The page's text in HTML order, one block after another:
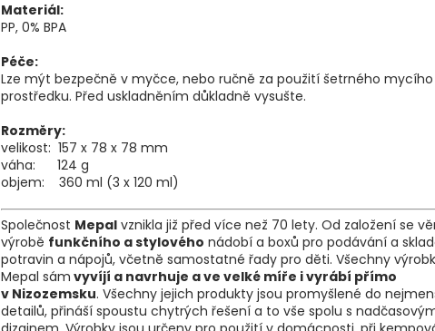
Materiál:
PP, 0% BPA
Péče:
Lze mýt bezpečně v myčce, nebo ručně za použití šetrného mycího
prostředku. Před uskladněním důkladně vysušte.
Rozměry:
velikost: 157 x 78 x 78 mm
váha: 124 g
objem: 360 ml (3 x 120 ml)
Společnost Mepal vznikla již před více než 70 lety. Od založení se
výrobě funkčního a stylového nádobí a boxů pro podávání a
potravin a nápojů, včetně samostatné řady pro děti. Všechny
Mepal sám vyvíjí a navrhuje a ve velké míře i vyrábí přímo
v Nizozemsku. Všechny jejich produkty jsou promyšlené do
detailů, přináší spoustu chytrých řešení a to vše spolu s